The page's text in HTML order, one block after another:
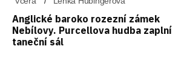
Anglické baroko rozezní zámek
Nebílovy. Purcellova hudba zaplní
taneční sál